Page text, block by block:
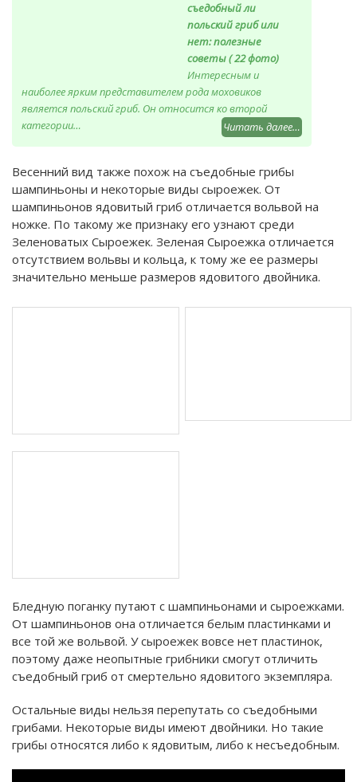
съедобный ли
польский гриб или
нет: полезные
советы ( 22 фото)
Интересным и
наиболее ярким представителем рода моховиков
является польский гриб. Он относится ко второй
категории…
Читать далее…
Весенний вид также похож на съедобные грибы
шампиньоны и некоторые виды сыроежек. От
шампиньонов ядовитый гриб отличается вольвой на
ножке. По такому же признаку его узнают среди
Зеленоватых Сыроежек. Зеленая Сыроежка отличается
отсутствием вольвы и кольца, к тому же ее размеры
значительно меньше размеров ядовитого двойника.
Бледную поганку путают с шампиньонами и сыроежками.
От шампиньонов она отличается белым пластинками и
все той же вольвой. У сыроежек вовсе нет пластинок,
поэтому даже неопытные грибники смогут отличить
съедобный гриб от смертельно ядовитого экземпляра.
Остальные виды нельзя перепутать со съедобными
грибами. Некоторые виды имеют двойники. Но такие
грибы относятся либо к ядовитым, либо к несъедобным.